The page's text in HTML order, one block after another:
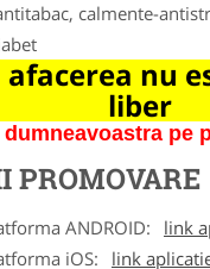
calmente-
nu
liber
PROMOVARE
ANDROID:
link
iOS:
link